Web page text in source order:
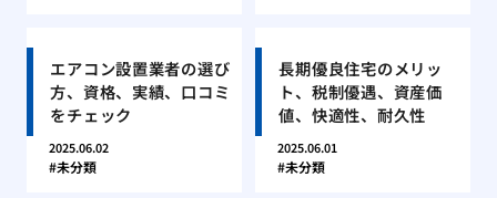
エアコン設置業者の選び
方、資格、実績、口コミ
をチェック
2025.06.02
未分類
長期優良住宅のメリッ
ト、税制優遇、資産価
値、快適性、耐久性
2025.06.01
未分類